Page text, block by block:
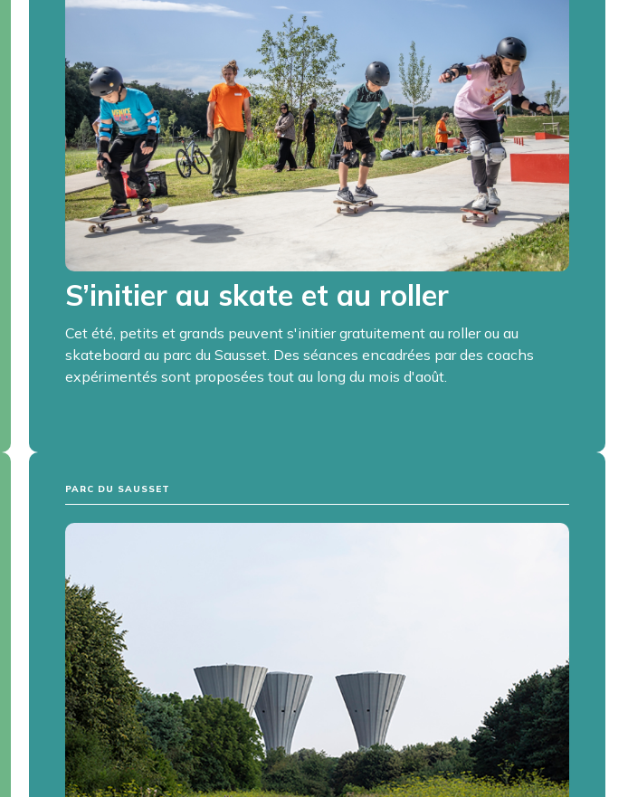
S’initier au skate et au roller
Cet été, petits et grands peuvent s'initier gratuitement au roller ou au
skateboard au parc du Sausset. Des séances encadrées par des coachs
expérimentés sont proposées tout au long du mois d'août.
PARC DU SAUSSET